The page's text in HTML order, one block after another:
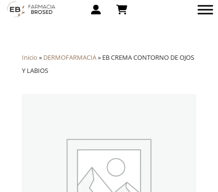
Inicio » DERMOFARMACIA» EB CREMA CONTORNO DE OJOS
Y LABIOS